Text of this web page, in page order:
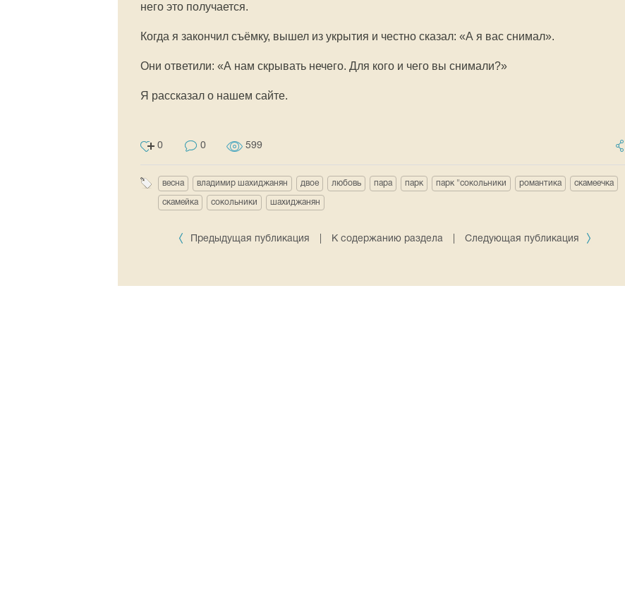
него это получается.
Когда я закончил съёмку, вышел из укрытия и честно сказал: «А я вас снимал».
Они ответили: «А нам скрывать нечего. Для кого и чего вы снимали?»
Я рассказал о нашем сайте.
0 0 599
весна владимир шахиджанян двое любовь пара парк парк "сокольники романтика скамеечка
скамейка сокольники шахиджанян
Предыдущая публикация К содержанию раздела Следующая публикация